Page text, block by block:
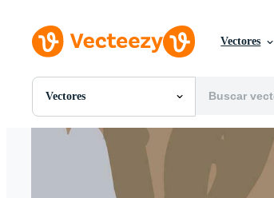
Vectores
Vectores
Todas Imágenes
Fotos